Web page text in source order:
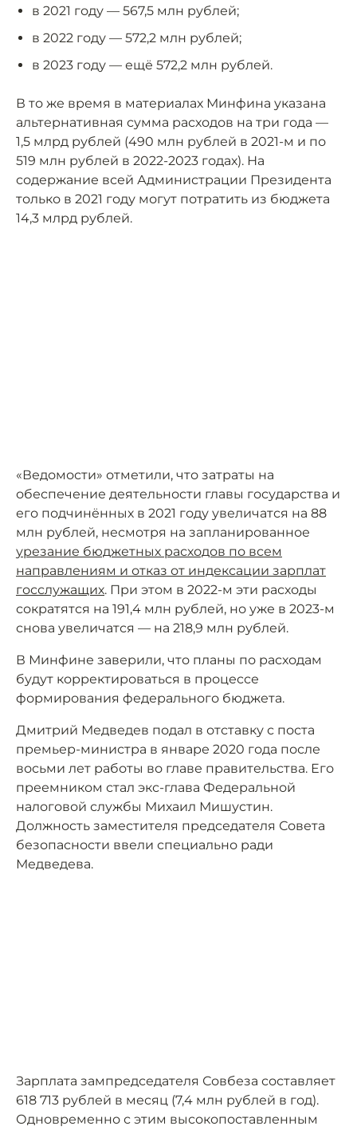
в 2021 году — 567,5 млн рублей;
в 2022 году — 572,2 млн рублей;
в 2023 году — ещё 572,2 млн рублей.
В то же время в материалах Минфина указана
альтернативная сумма расходов на три года —
1,5 млрд рублей (490 млн рублей в 2021-м и по
519 млн рублей в 2022-2023 годах). На
содержание всей Администрации Президента
только в 2021 году могут потратить из бюджета
14,3 млрд рублей.
«Ведомости» отметили, что затраты на
обеспечение деятельности главы государства и
его подчинённых в 2021 году увеличатся на 88
млн рублей, несмотря на запланированное
урезание бюджетных расходов по всем
направлениям и отказ от индексации зарплат
госслужащих. При этом в 2022-м эти расходы
сократятся на 191,4 млн рублей, но уже в 2023-м
снова увеличатся — на 218,9 млн рублей.
В Минфине заверили, что планы по расходам
будут корректироваться в процессе
формирования федерального бюджета.
Дмитрий Медведев подал в отставку с поста
премьер-министра в январе 2020 года после
восьми лет работы во главе правительства. Его
преемником стал экс-глава Федеральной
налоговой службы Михаил Мишустин.
Должность заместителя председателя Совета
безопасности ввели специально ради
Медведева.
Зарплата зампредседателя Совбеза составляет
618 713 рублей в месяц (7,4 млн рублей в год).
Одновременно с этим высокопоставленным